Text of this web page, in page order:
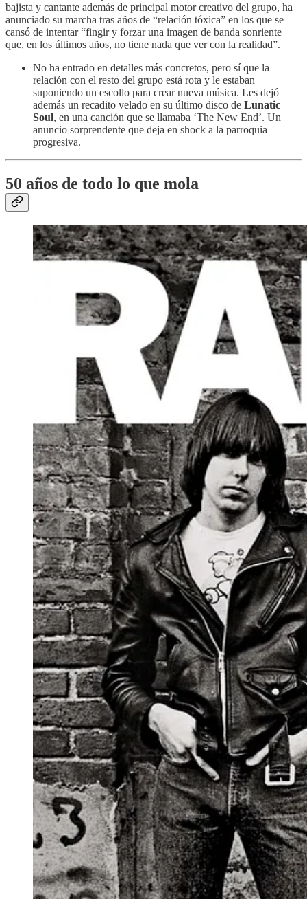
bajista y cantante además de principal motor creativo del grupo, ha
anunciado su marcha tras años de “relación tóxica” en los que se
cansó de intentar “fingir y forzar una imagen de banda sonriente
que, en los últimos años, no tiene nada que ver con la realidad”.
No ha entrado en detalles más concretos, pero sí que la
relación con el resto del grupo está rota y le estaban
suponiendo un escollo para crear nueva música. Les dejó
además un recadito velado en su último disco de Lunatic
Soul, en una canción que se llamaba ‘The New End’. Un
anuncio sorprendente que deja en shock a la parroquia
progresiva.
50 años de todo lo que mola